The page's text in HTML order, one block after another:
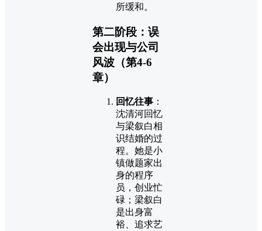
所缓和。
第二阶段：误
会出现与公司
风波（第4-6
章）
回忆往事 ：
沈清河回忆
与梁叙白相
识结婚的过
程。她是小
镇做题家出
身的程序
员，创业忙
碌；梁叙白
是出身富
裕、追求艺